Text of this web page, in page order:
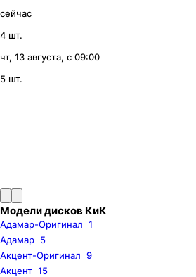
сейчас
4 шт.
чт, 13 августа, с 09:00
5 шт.
Модели дисков КиК
Адамар-Оригинал 1
Адамар 5
Акцент-Оригинал 9
Акцент 15